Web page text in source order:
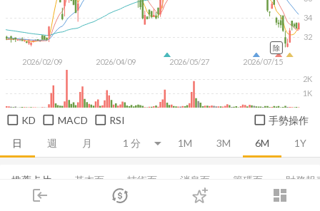
login dashboard
市場 登入
日 週 月 1M 3M 6M 1Y
2026/02/09 2026/04/09 2026/05/27 2026/07/15
32
34
1K
2K
除
KD MACD RSI 手勢操作
推薦卡片 基本面 技術面 消息面 籌碼面 財務報